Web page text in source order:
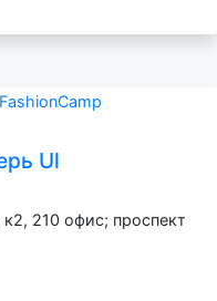
Ul
210 офис; проспект